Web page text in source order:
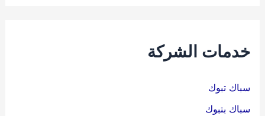
خدمات الشركة
سباك تبوك
سباك بتبوك